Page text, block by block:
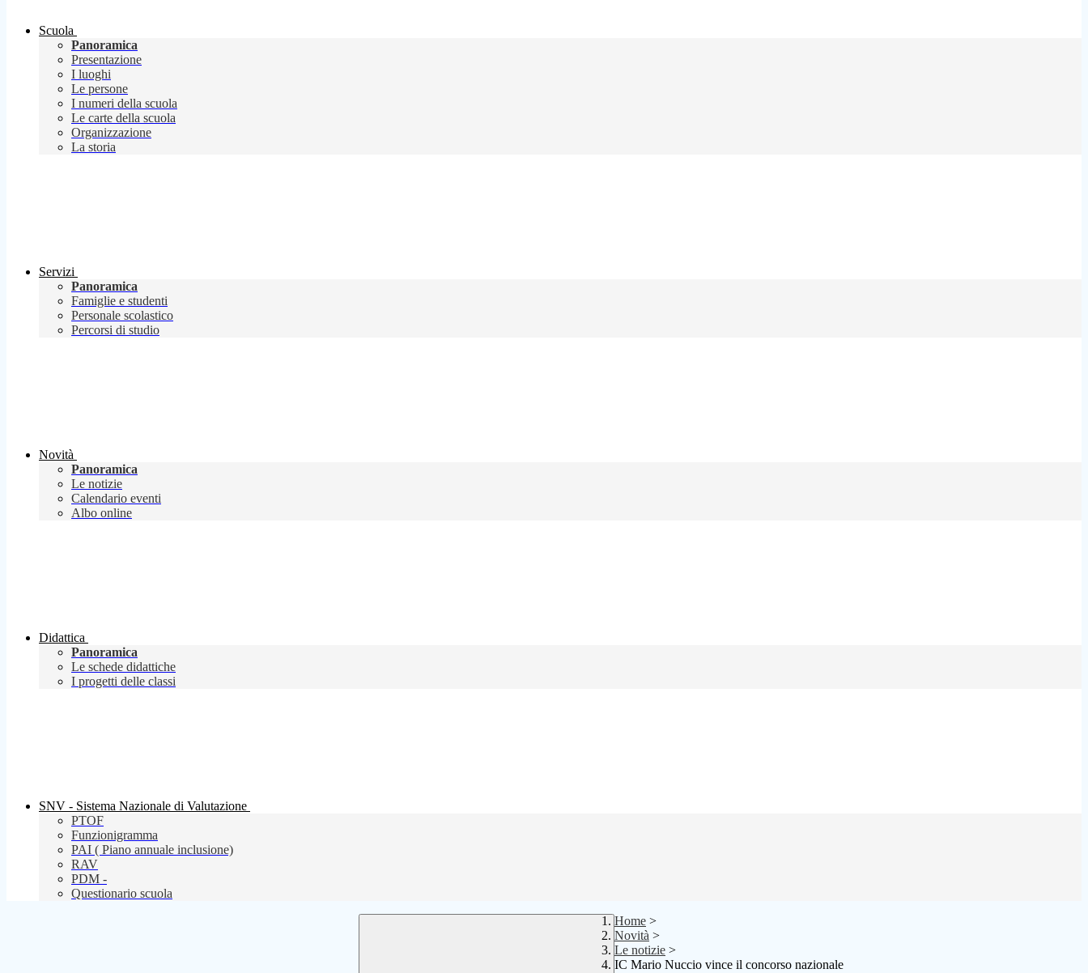
Scuola
Panoramica
Presentazione
I luoghi
Le persone
I numeri della scuola
Le carte della scuola
Organizzazione
La storia
Servizi
Panoramica
Famiglie e studenti
Personale scolastico
Percorsi di studio
Novità
Panoramica
Le notizie
Calendario eventi
Albo online
Didattica
Panoramica
Le schede didattiche
I progetti delle classi
SNV - Sistema Nazionale di Valutazione
PTOF
Funzionigramma
PAI ( Piano annuale inclusione)
RAV
PDM -
Questionario scuola
Home >
Novità >
Le notizie >
IC Mario Nuccio vince il concorso nazionale